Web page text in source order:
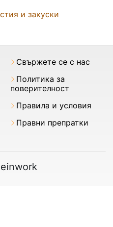
и закуски
Свържете се с нас
Политика за
поверителност
Правила и условия
Правни препратки